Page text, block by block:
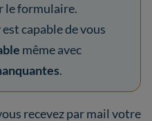
le formulaire.
est capable de vous
même avec
.
recevez par mail votre